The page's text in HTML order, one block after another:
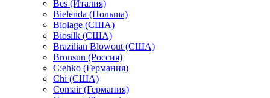
Bes (Италия)
Bielenda (Польша)
Biolage (США)
Biosilk (США)
Brazilian Blowout (США)
Bronsun (Россия)
C:ehko (Германия)
Chi (США)
Comair (Германия)